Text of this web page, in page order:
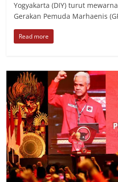
Yogyakarta (DIY) turut
Gerakan Pemuda Marhaenis
Read more